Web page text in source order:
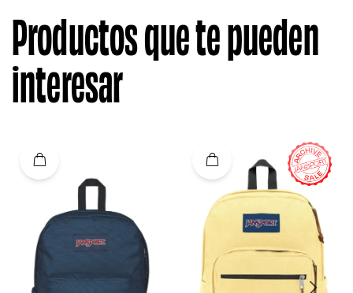
Productos que te pueden
interesar